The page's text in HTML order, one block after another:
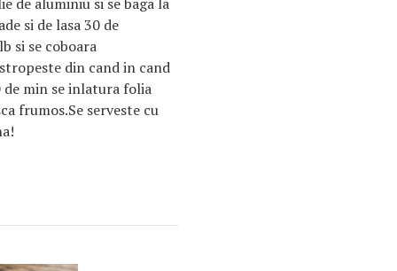
si de lasa 30 de
si se coboara
din cand in cand
de min se inlatura folia
frumos.Se serveste cu